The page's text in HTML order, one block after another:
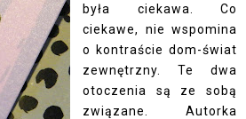
była ciekawa. Co
ciekawe, nie wspomina
o kontraście dom-świat
zewnętrzny. Te dwa
otoczenia są ze sobą
związane. Autorka